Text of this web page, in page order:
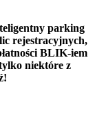
parking
rejestracyjnych,
BLIK-iem
niektóre z